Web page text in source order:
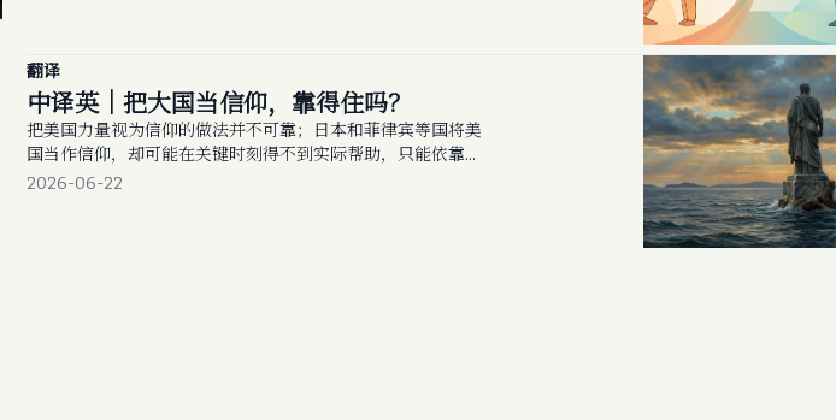
翻译
中译英｜把大国当信仰，靠得住吗？
把美国力量视为信仰的做法并不可靠；日本和菲律宾等国将美
国当作信仰，却可能在关键时刻得不到实际帮助，只能依靠自
身。
2026-06-22